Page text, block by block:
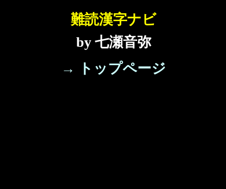
難読漢字ナビ
by 七瀬音弥
→ トップページ